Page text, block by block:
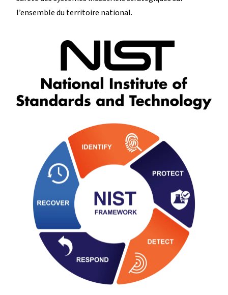
l’ensemble du territoire national.